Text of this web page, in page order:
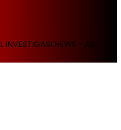
NEWS - All